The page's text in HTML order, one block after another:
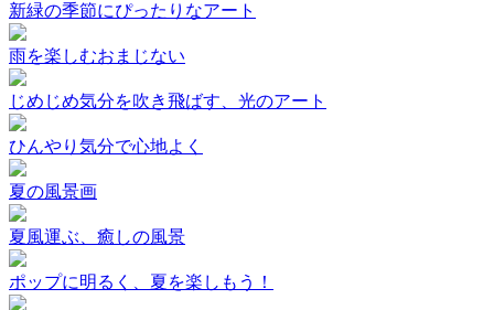
新緑の季節にぴったりなアート
雨を楽しむおまじない
じめじめ気分を吹き飛ばす、光のアート
ひんやり気分で心地よく
夏の風景画
夏風運ぶ、癒しの風景
ポップに明るく、夏を楽しもう！